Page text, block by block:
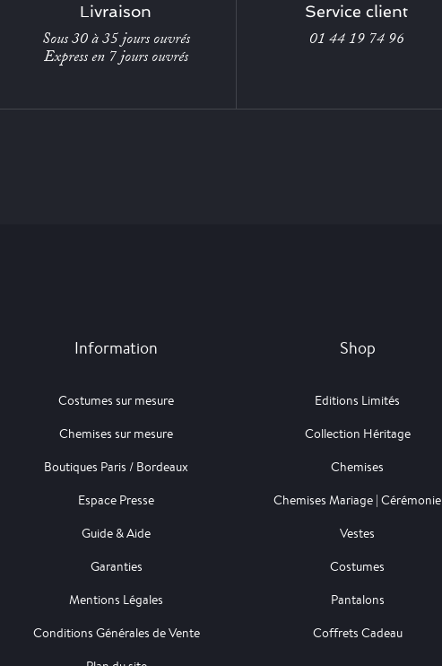
Livraison
Sous 30 à 35 jours ouvrés
Express en 7 jours ouvrés
Service client
01 44 19 74 96
Information
Costumes sur mesure
Chemises sur mesure
Boutiques Paris / Bordeaux
Espace Presse
Guide & Aide
Garanties
Mentions Légales
Conditions Générales de Vente
Shop
Editions Limités
Collection Héritage
Chemises
Chemises Mariage | Cérémonie
Vestes
Costumes
Pantalons
Coffrets Cadeau